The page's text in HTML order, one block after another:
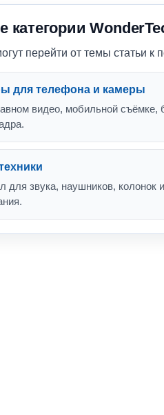
категории
перейти от темы статьи к
для телефона и камеры
видео, мобильной съёмке,
для звука, наушников, колонок